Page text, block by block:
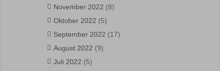
November 2022 (8)
Oktober 2022 (5)
September 2022 (17)
August 2022 (9)
Juli 2022 (5)